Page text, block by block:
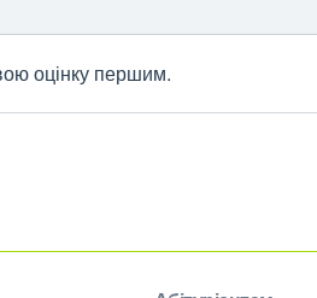
оцінку першим.